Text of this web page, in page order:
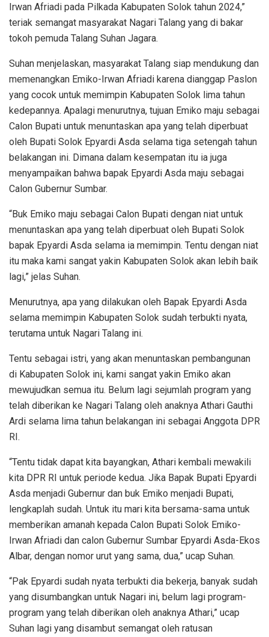
Irwan Afriadi pada Pilkada Kabupaten Solok tahun 2024,”
teriak semangat masyarakat Nagari Talang yang di bakar
tokoh pemuda Talang Suhan Jagara.
Suhan menjelaskan, masyarakat Talang siap mendukung dan
memenangkan Emiko-Irwan Afriadi karena dianggap Paslon
yang cocok untuk memimpin Kabupaten Solok lima tahun
kedepannya. Apalagi menurutnya, tujuan Emiko maju sebagai
Calon Bupati untuk menuntaskan apa yang telah diperbuat
oleh Bupati Solok Epyardi Asda selama tiga setengah tahun
belakangan ini. Dimana dalam kesempatan itu ia juga
menyampaikan bahwa bapak Epyardi Asda maju sebagai
Calon Gubernur Sumbar.
“Buk Emiko maju sebagai Calon Bupati dengan niat untuk
menuntaskan apa yang telah diperbuat oleh Bupati Solok
bapak Epyardi Asda selama ia memimpin. Tentu dengan niat
itu maka kami sangat yakin Kabupaten Solok akan lebih baik
lagi,” jelas Suhan.
Menurutnya, apa yang dilakukan oleh Bapak Epyardi Asda
selama memimpin Kabupaten Solok sudah terbukti nyata,
terutama untuk Nagari Talang ini.
Tentu sebagai istri, yang akan menuntaskan pembangunan
di Kabupaten Solok ini, kami sangat yakin Emiko akan
mewujudkan semua itu. Belum lagi sejumlah program yang
telah diberikan ke Nagari Talang oleh anaknya Athari Gauthi
Ardi selama lima tahun belakangan ini sebagai Anggota DPR
RI.
“Tentu tidak dapat kita bayangkan, Athari kembali mewakili
kita DPR RI untuk periode kedua. Jika Bapak Bupati Epyardi
Asda menjadi Gubernur dan buk Emiko menjadi Bupati,
lengkaplah sudah. Untuk itu mari kita bersama-sama untuk
memberikan amanah kepada Calon Bupati Solok Emiko-
Irwan Afriadi dan calon Gubernur Sumbar Epyardi Asda-Ekos
Albar, dengan nomor urut yang sama, dua,” ucap Suhan.
“Pak Epyardi sudah nyata terbukti dia bekerja, banyak sudah
yang disumbangkan untuk Nagari ini, belum lagi program-
program yang telah diberikan oleh anaknya Athari,” ucap
Suhan lagi yang disambut semangat oleh ratusan